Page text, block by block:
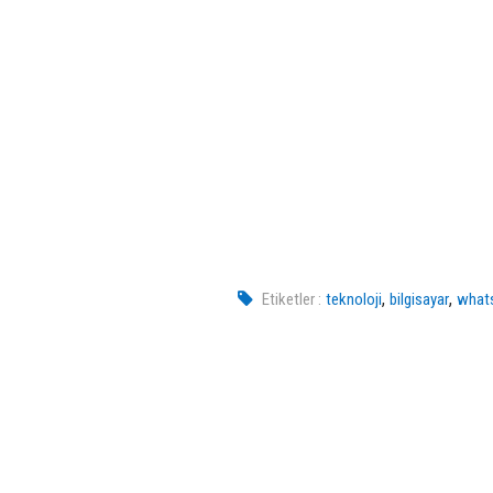
Etiketler : teknoloji,bilgisayar,